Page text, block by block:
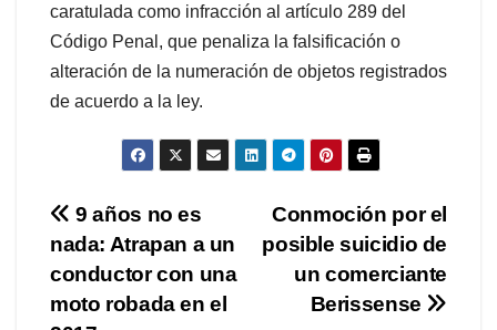
caratulada como infracción al artículo 289 del
Código Penal, que penaliza la falsificación o
alteración de la numeración de objetos registrados
de acuerdo a la ley.
Navegación
de
entradas
Conmoción por el
posible suicidio de
un comerciante
Berissense
9 años no es
nada: Atrapan a un
conductor con una
moto robada en el